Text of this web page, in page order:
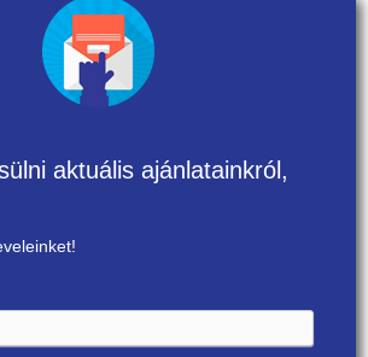
aktuális ajánlatainkról,